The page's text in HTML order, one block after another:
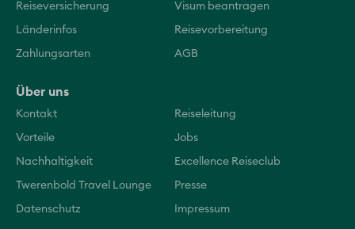
Reiseversicherung Visum beantragen
Länderinfos Reisevorbereitung
Zahlungsarten AGB
Über uns
Kontakt Reiseleitung
Vorteile Jobs
Nachhaltigkeit Excellence Reiseclub
Twerenbold Travel Lounge Presse
Datenschutz Impressum